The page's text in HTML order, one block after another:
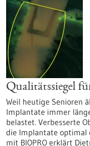
Qualitätssiegel
Weil heutige Senioren
Implantate immer
belastet. Verbesserte
die Implantate optimal
mit BIOPRO erklärt